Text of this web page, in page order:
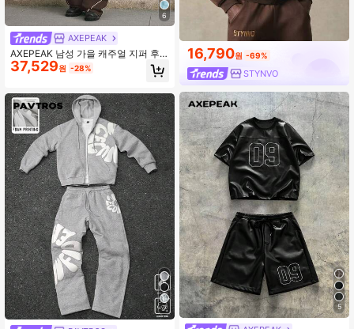
6
AXEPEAK
AXEPEAK 남성 가을 캐주얼 지퍼 후
드티 및 스웨트팬츠 세트
37,529원 -28%
7
16,790원 -69%
STYNVO
5